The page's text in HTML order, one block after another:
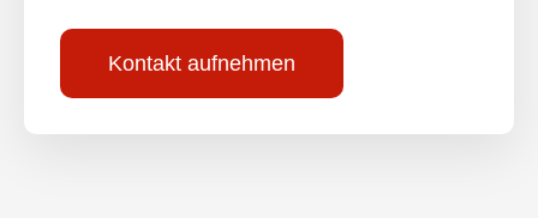
Kontakt aufnehmen